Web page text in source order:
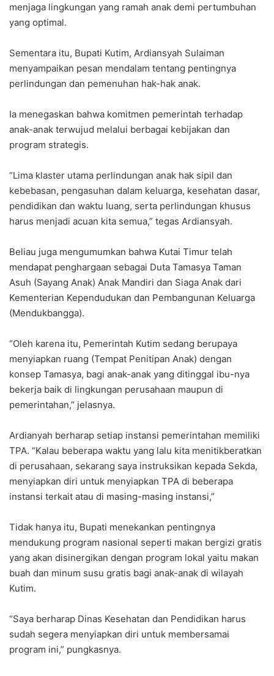
menjaga lingkungan yang ramah anak demi pertumbuhan
yang optimal.
Sementara itu, Bupati Kutim, Ardiansyah Sulaiman
menyampaikan pesan mendalam tentang pentingnya
perlindungan dan pemenuhan hak-hak anak.
Ia menegaskan bahwa komitmen pemerintah terhadap
anak-anak terwujud melalui berbagai kebijakan dan
program strategis.
“Lima klaster utama perlindungan anak hak sipil dan
kebebasan, pengasuhan dalam keluarga, kesehatan dasar,
pendidikan dan waktu luang, serta perlindungan khusus
harus menjadi acuan kita semua,” tegas Ardiansyah.
Beliau juga mengumumkan bahwa Kutai Timur telah
mendapat penghargaan sebagai Duta Tamasya Taman
Asuh (Sayang Anak) Anak Mandiri dan Siaga Anak dari
Kementerian Kependudukan dan Pembangunan Keluarga
(Mendukbangga).
“Oleh karena itu, Pemerintah Kutim sedang berupaya
menyiapkan ruang (Tempat Penitipan Anak) dengan
konsep Tamasya, bagi anak-anak yang ditinggal ibu-nya
bekerja baik di lingkungan perusahaan maupun di
pemerintahan,” jelasnya.
Ardianyah berharap setiap instansi pemerintahan memiliki
TPA. “Kalau beberapa waktu yang lalu kita menitikberatkan
di perusahaan, sekarang saya instruksikan kepada Sekda,
menyiapkan diri untuk menyiapkan TPA di beberapa
instansi terkait atau di masing-masing instansi,”
Tidak hanya itu, Bupati menekankan pentingnya
mendukung program nasional seperti makan bergizi gratis
yang akan disinergikan dengan program lokal yaitu makan
buah dan minum susu gratis bagi anak-anak di wilayah
Kutim.
“Saya berharap Dinas Kesehatan dan Pendidikan harus
sudah segera menyiapkan diri untuk membersamai
program ini,” pungkasnya.